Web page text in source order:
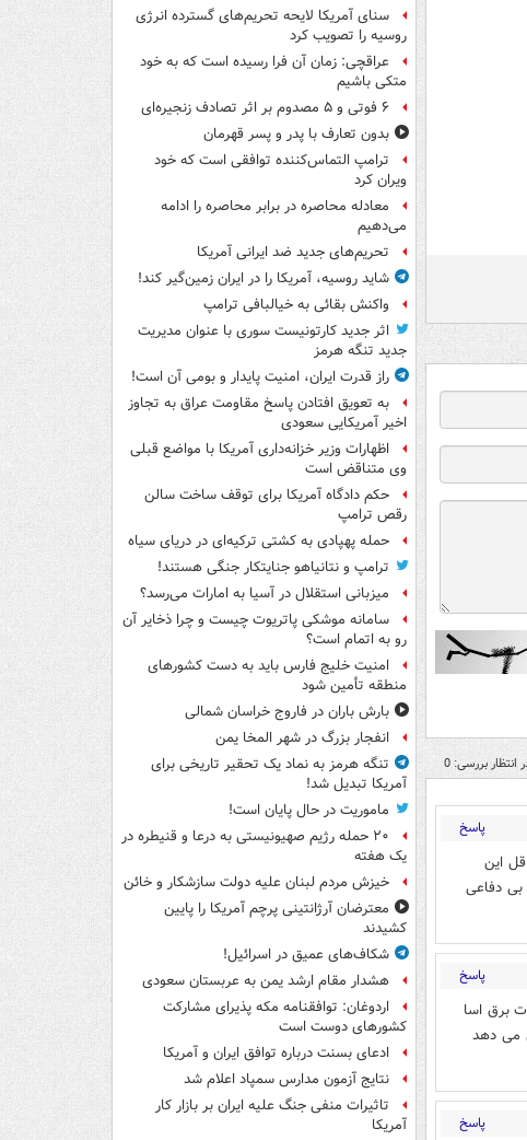
انتظار بررسی: 0
پاسخ
این
بی دفاعی
پاسخ
برق اسا
می دهد
پاسخ
سنای آمریکا لایحه تحریم‌های گسترده انرژی
روسیه را تصویب کرد
عراقچی: زمان آن فرا رسیده است که به خود
متکی باشیم
۶ فوتی و ۵ مصدوم بر اثر تصادف زنجیره‌ای
بدون تعارف با پدر و پسر قهرمان
ترامپ التماس‌کننده توافقی است که خود
ویران کرد
معادله محاصره در برابر محاصره را ادامه
می‌دهیم
تحریم‌های جدید ضد ایرانی آمریکا
شاید روسیه، آمریکا را در ایران زمین‌گیر کند!
واکنش بقائی به خیالبافی ترامپ
اثر جدید کارتونیست سوری با عنوان مدیریت
جدید تنگه هرمز
راز قدرت ایران، امنیت پایدار و بومی آن است!
به تعویق افتادن پاسخ مقاومت عراق به تجاوز
اخیر آمریکایی سعودی
اظهارات وزیر خزانه‌داری آمریکا با مواضع قبلی
وی متناقض است
حکم دادگاه آمریکا برای توقف ساخت سالن
رقص ترامپ
حمله پهپادی به کشتی ترکیه‌ای در دریای سیاه
ترامپ و نتانیاهو جنایتکار جنگی هستند!
میزبانی استقلال در آسیا به امارات می‌رسد؟
سامانه موشکی پاتریوت چیست و چرا ذخایر آن
رو به اتمام است؟
امنیت خلیج فارس باید به دست کشورهای
منطقه تأمین شود
بارش باران در فاروج خراسان شمالی
انفجار بزرگ در شهر المخا یمن
تنگه هرمز به نماد یک تحقیر تاریخی برای
آمریکا تبدیل شد!
ماموریت در حال پایان است!
۲۰ حمله رژیم صهیونیستی به درعا و قنیطره در
یک هفته
خیزش مردم لبنان علیه دولت سازشکار و خائن
معترضان آرژانتینی پرچم آمریکا را پایین
کشیدند
شکاف‌های عمیق در اسرائیل!
هشدار مقام ارشد یمن به عربستان سعودی
اردوغان: توافقنامه مکه پذیرای مشارکت
کشورهای دوست است
ادعای بسنت درباره توافق ایران و آمریکا
نتایج آزمون مدارس سمپاد اعلام شد
تاثیرات منفی جنگ علیه ایران بر بازار کار
آمریکا